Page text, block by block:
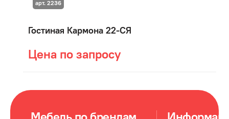
Гостиная Кармона 22-СЯ
Цена по запросу
арт. 2236